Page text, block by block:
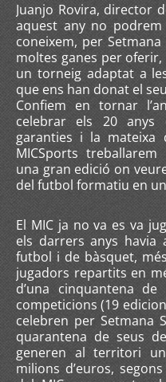
Juanjo Rovira, director
aquest any no
coneixem, per
moltes ganes per oferir,
un torneig adaptat a
que ens han donat el
Confiem en tornar
celebrar els 20
garanties i la mateixa
MICSports
una gran edició on
del futbol formatiu en
El MIC ja no va es va
els darrers anys havia
futbol i de bàsquet,
jugadors repartits en
d’una cinquantena
competicions (19
celebren per Setmana
quarantena de seus
generen al territori
milions d’euros,